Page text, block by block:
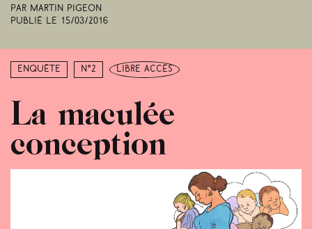
Par Martin Pigeon
Publié le
15/03/2016
Enquête N°2 libre accès
La maculée
conception